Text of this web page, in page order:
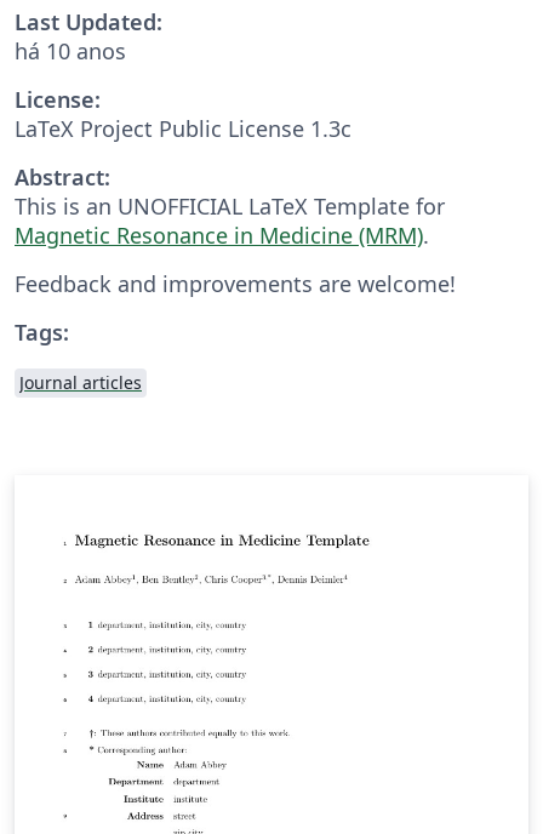
Last Updated:
há 10 anos
License:
LaTeX Project Public License 1.3c
Abstract:
This is an UNOFFICIAL LaTeX Template for
Magnetic Resonance in Medicine (MRM).
Feedback and improvements are welcome!
Tags:
Journal articles